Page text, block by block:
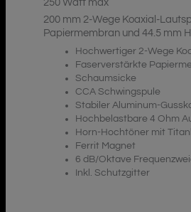
250 Watt max
200 mm 2-Wege Koaxial-
Papiermembran und 44.5 mm
Hochwertiger 2-Wege
Faserverstärkte
Schaumsicke
CCA Schwingspule
Stabiler Aluminum-
Hochbelastbare 4 Ohm
Horn-Hochtöner mit
Ferrit Magnet
6 dB/Oktave
Inkl. Schutzgitter